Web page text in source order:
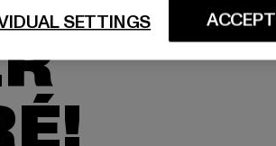
ACCEPT
SETTINGS